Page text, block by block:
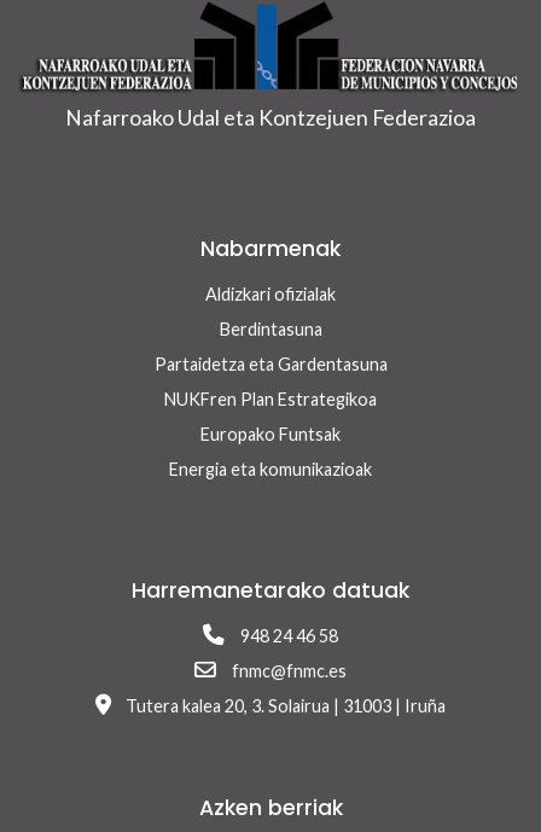
Nafarroako Udal eta Kontzejuen Federazioa
Nabarmenak
Aldizkari ofizialak
Berdintasuna
Partaidetza eta Gardentasuna
NUKFren Plan Estrategikoa
Europako Funtsak
Energia eta komunikazioak
Harremanetarako datuak
948 24 46 58
fnmc@fnmc.es
Tutera kalea 20, 3. Solairua | 31003 | Iruña
Azken berriak